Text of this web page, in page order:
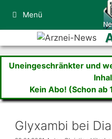
Inhalt
springen
Menü
Uneingeschränkter und
Kein Abo! (Schon
Glyxambi bei